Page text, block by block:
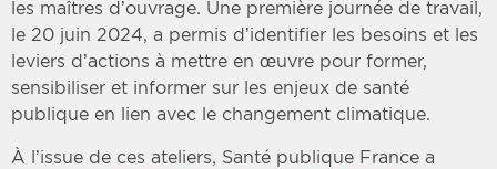
les maîtres d’ouvrage. Une première journée de travail,
le 20 juin 2024, a permis d’identifier les besoins et les
leviers d’actions à mettre en œuvre pour former,
sensibiliser et informer sur les enjeux de santé
publique en lien avec le changement climatique.
À l’issue de ces ateliers, Santé publique France a